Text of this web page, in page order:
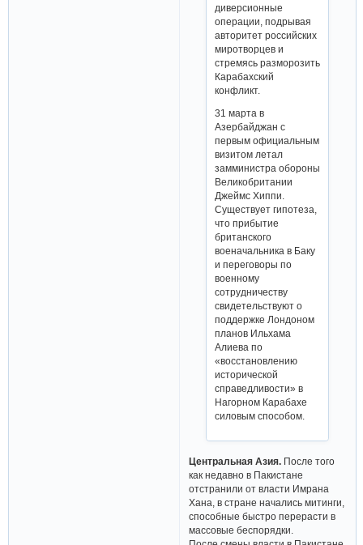
диверсионные
операции, подрывая
авторитет российских
миротворцев и
стремясь разморозить
Карабахский
конфликт.
31 марта в
Азербайджан с
первым официальным
визитом летал
замминистра обороны
Великобритании
Джеймс Хиппи.
Существует гипотеза,
что прибытие
британского
военачальника в Баку
и переговоры по
военному
сотрудничеству
свидетельствуют о
поддержке Лондоном
планов Ильхама
Алиева по
«восстановлению
исторической
справедливости» в
Нагорном Карабахе
силовым способом.
Центральная Азия. После того
как недавно в Пакистане
отстранили от власти Имрана
Хана, в стране начались митинги,
способные быстро перерасти в
массовые беспорядки.